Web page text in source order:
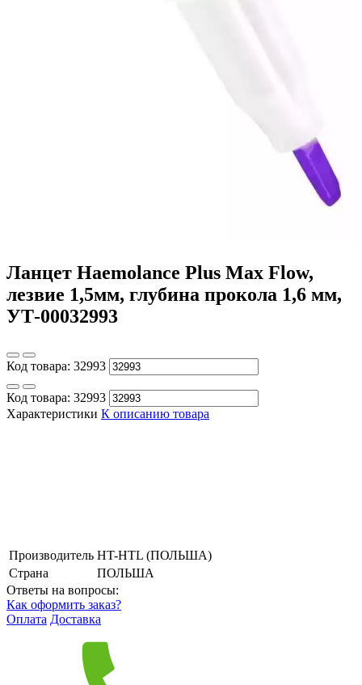
Ланцет Haemolance Plus Max Flow,
лезвие 1,5мм, глубина прокола 1,6 мм,
УТ-00032993
Код товара: 32993
Код товара: 32993
Характеристики К описанию товара
Производитель HT-HTL (ПОЛЬША)
Страна
ПОЛЬША
Ответы на вопросы:
Как оформить заказ?
Оплата Доставка